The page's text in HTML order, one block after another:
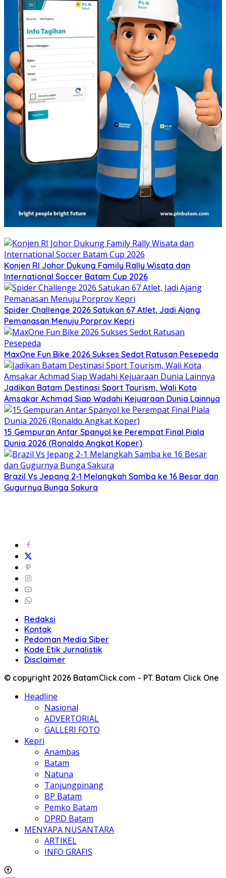
Konjen RI Johor Dukung Family Rally Wisata dan
International Soccer Batam Cup 2026
Spider Challenge 2026 Satukan 67 Atlet, Jadi Ajang
Pemanasan Menuju Porprov Kepri
MaxOne Fun Bike 2026 Sukses Sedot Ratusan Pesepeda
Jadikan Batam Destinasi Sport Tourism, Wali Kota
Amsakar Achmad Siap Wadahi Kejuaraan Dunia Lainnya
15 Gempuran Antar Spanyol ke Perempat Final Piala
Dunia 2026 (Ronaldo Angkat Koper)
Brazil Vs Jepang 2-1 Melangkah Samba ke 16 Besar dan
Gugurnya Bunga Sakura
Redaksi
Kontak
Pedoman Media Siber
Kode Etik Jurnalistik
Disclaimer
© copyright 2026 BatamClick.com - PT. Batam Click One
Headline
Nasional
ADVERTORIAL
GALLERI FOTO
Kepri
Anambas
Batam
Natuna
Tanjungpinang
BP Batam
Pemko Batam
DPRD Batam
MENYAPA NUSANTARA
ARTIKEL
INFO GRAFIS